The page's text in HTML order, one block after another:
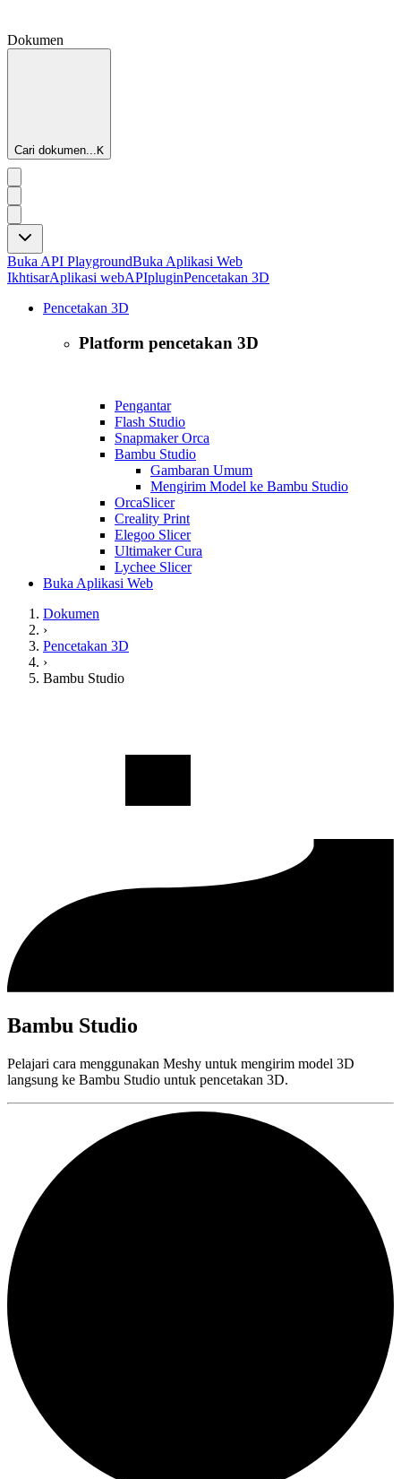
Dokumen
Cari dokumen...K
Buka API PlaygroundBuka Aplikasi Web
IkhtisarAplikasi webAPIpluginPencetakan 3D
Pencetakan 3D
Platform pencetakan 3D
Pengantar
Flash Studio
Snapmaker Orca
Bambu Studio
Gambaran Umum
Mengirim Model ke Bambu Studio
OrcaSlicer
Creality Print
Elegoo Slicer
Ultimaker Cura
Lychee Slicer
Buka Aplikasi Web
Dokumen
›
Pencetakan 3D
›
Bambu Studio
Bambu Studio
Pelajari cara menggunakan Meshy untuk mengirim model 3D
langsung ke Bambu Studio untuk pencetakan 3D.